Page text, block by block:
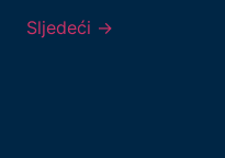
Sljedeći →